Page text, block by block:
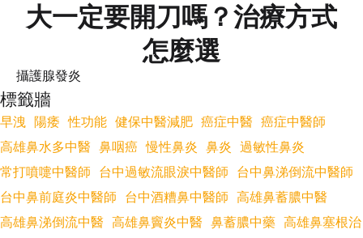
大一定要開刀嗎？治療方式
怎麼選
攝護腺發炎
標籤牆
早洩 陽痿 性功能 健保中醫減肥 癌症中醫 癌症中醫師
高雄鼻水多中醫 鼻咽癌 慢性鼻炎 鼻炎 過敏性鼻炎
常打噴嚏中醫師
台中過敏流眼淚中醫師
台中鼻涕倒流中醫師
台中鼻前庭炎中醫師
台中酒糟鼻中醫師 高雄鼻蓄膿中醫
高雄鼻涕倒流中醫 高雄鼻竇炎中醫 鼻蓄膿中藥 高雄鼻塞根治